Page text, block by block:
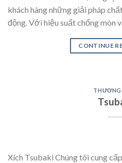
khách hàng những giải pháp
động. Với hiệu suất chống mòn
CONTINUE
THƯƠNG
Xích Tsubaki Chúng tôi cung